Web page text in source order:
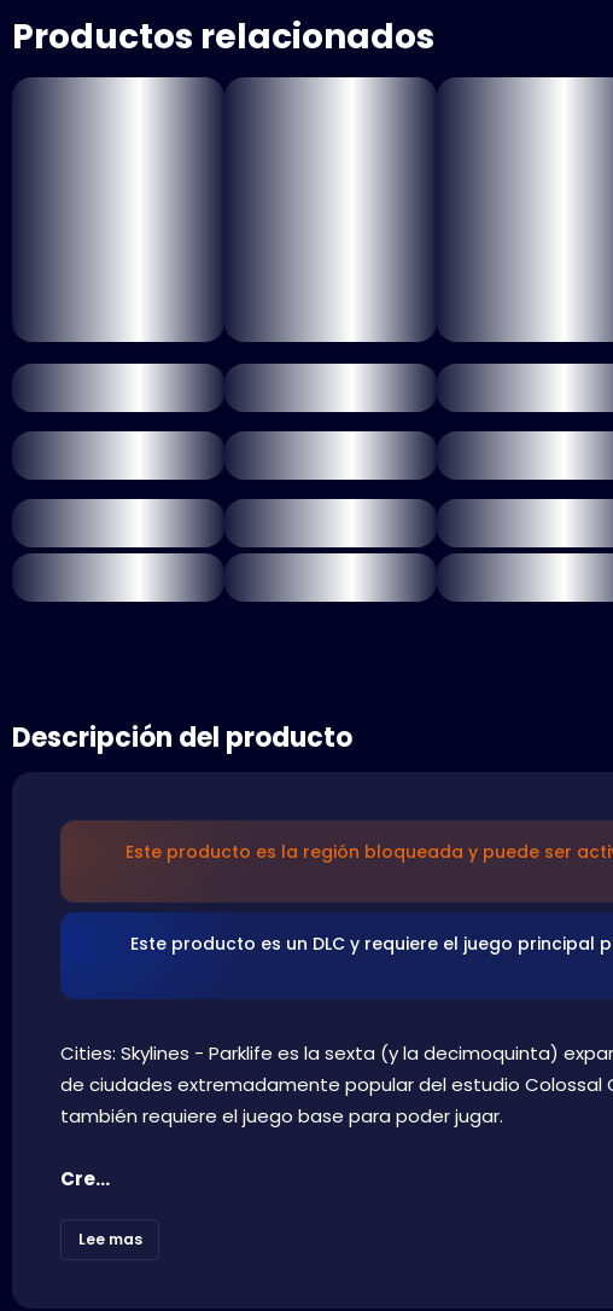
Productos relacionados
Descripción del producto
Este producto es la región bloqueada y puede ser
Este producto es un DLC y requiere el juego principal
Cities: Skylines - Parklife es la sexta (y la decimoquinta)
de ciudades extremadamente popular del estudio Colossal
también requiere el juego base para poder jugar.
Cre...
Lee mas